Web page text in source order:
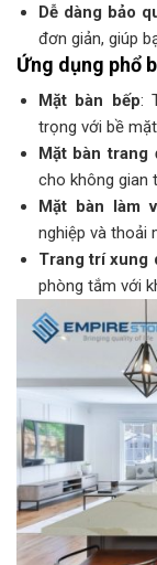
Dễ dàng bảo
đơn giản, giúp
Ứng dụng phổ
Mặt bàn bếp:
trọng với bề
Mặt bàn trang
cho không gian
Mặt bàn làm
nghiệp và thoải
Trang trí xung
phòng tắm với